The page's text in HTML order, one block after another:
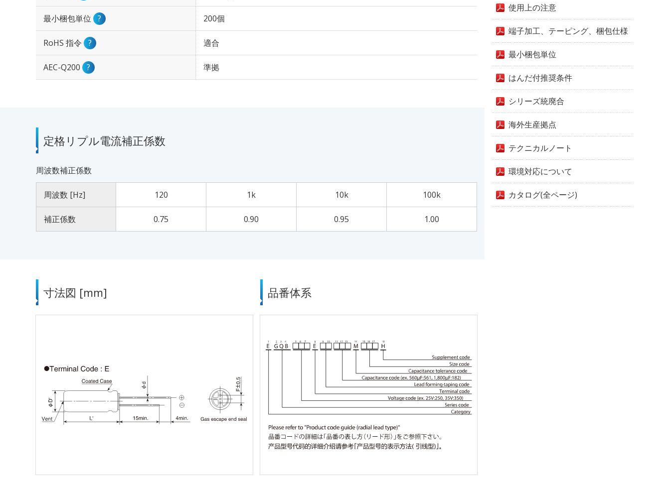
最小梱包単位 ? 200個
RoHS 指令 ? 適合
AEC-Q200 ? 準拠
定格リプル電流補正係数
周波数補正係数
周波数 [Hz] 120 1k 10k 100k
補正係数 0.75 0.90 0.95 1.00
寸法図 [mm] 品番体系
使用上の注意
端子加工、テーピング、梱包仕様
最小梱包単位
はんだ付推奨条件
シリーズ統廃合
海外生産拠点
テクニカルノート
環境対応について
カタログ(全ページ)